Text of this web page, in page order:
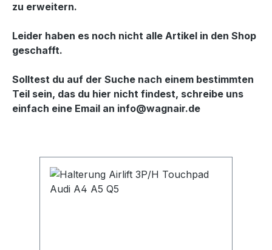
zu erweitern.
Leider haben es noch nicht alle Artikel in den Shop
geschafft.
Solltest du auf der Suche nach einem bestimmten
Teil sein, das du hier nicht findest, schreibe uns
einfach eine Email an info@wagnair.de